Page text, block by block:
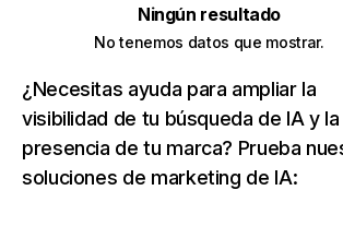
Ningún resultado
No tenemos datos que mostrar.
¿Necesitas ayuda para ampliar la
visibilidad de tu búsqueda de IA y la
presencia de tu marca? Prueba
soluciones de marketing de IA: